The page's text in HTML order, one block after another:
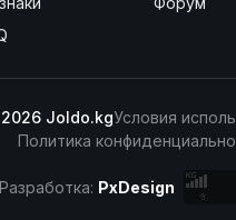
Joldo.kgУсловия
Политика
Разработка: PxDesign